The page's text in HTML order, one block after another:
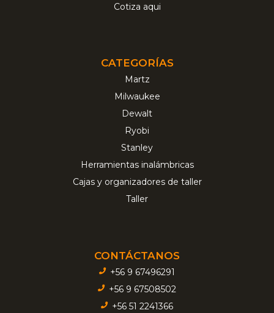
Cotiza aqui
CATEGORÍAS
Martz
Milwaukee
Dewalt
Ryobi
Stanley
Herramientas inalámbricas
Cajas y organizadores de taller
Taller
CONTÁCTANOS
+56 9 67496291
+56 9 67508502
+56 51 2241366